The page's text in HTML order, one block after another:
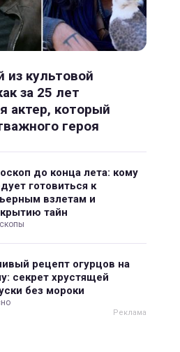
из культовой
за 25 лет
актер, который
героя
до конца лета: кому
готовиться к
взлетам и
тайн
рецепт огурцов на
секрет хрустящей
без мороки